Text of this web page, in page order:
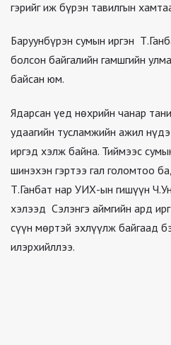
гэрийг иж бүрэн тавилгын
Баруунбүрэн сумын иргэн
болсон байгалийн гамшгийн
байсан юм.
Ядарсан үед нөхрийн чанар
удаагийн тусламжийн ажил
иргэд хэлж байна. Тиймээс
шинэхэн гэртээ гал голомтоо
Т.Ганбат нар УИХ-ын гишүүн
хэлээд Сэлэнгэ аймгийн ард
сүүн мөртэй эхлүүлж байгаад
илэрхийллээ.